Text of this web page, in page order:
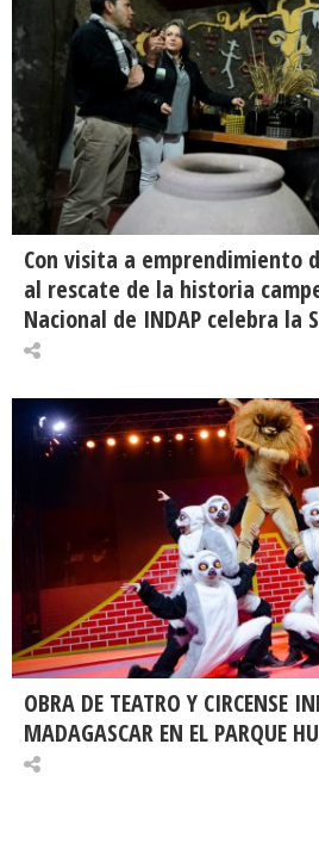
Con visita a emprendimiento
al rescate de la historia
Nacional de INDAP celebra la
OBRA DE TEATRO Y CIRCENSE
MADAGASCAR EN EL PARQUE